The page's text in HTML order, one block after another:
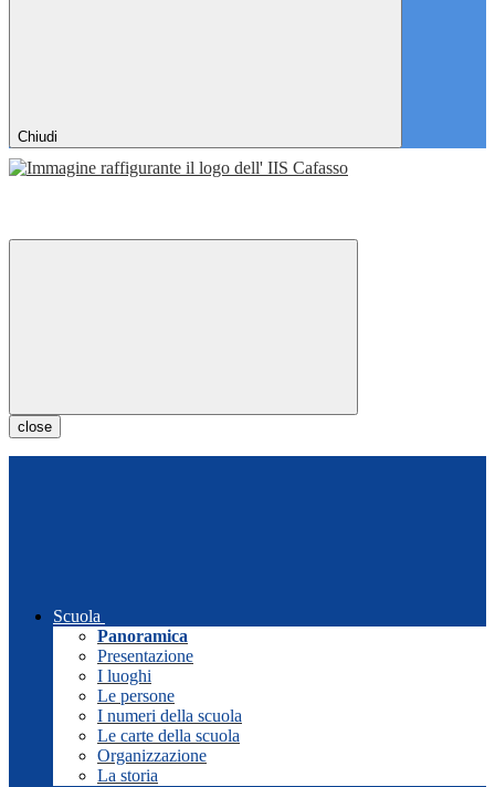
Chiudi
close
Scuola
Panoramica
Presentazione
I luoghi
Le persone
I numeri della scuola
Le carte della scuola
Organizzazione
La storia